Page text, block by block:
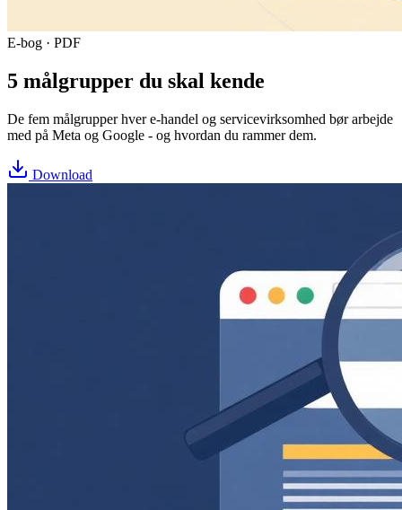
E-bog · PDF
5 målgrupper du skal kende
De fem målgrupper hver e-handel og servicevirksomhed bør arbejde
med på Meta og Google - og hvordan du rammer dem.
Download